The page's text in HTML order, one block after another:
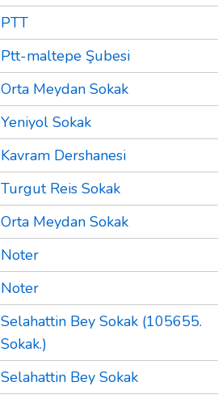
PTT
Ptt-maltepe Şubesi
Orta Meydan Sokak
Yeniyol Sokak
Kavram Dershanesi
Turgut Reis Sokak
Orta Meydan Sokak
Noter
Noter
Selahattin Bey Sokak (105655.
Sokak.)
Selahattin Bey Sokak